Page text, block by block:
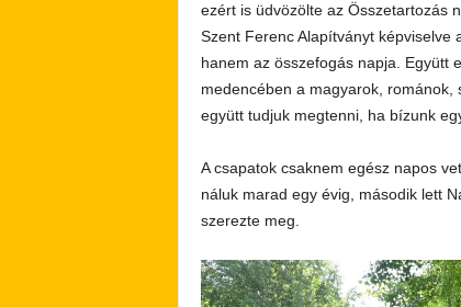
ezért is üdvözölte az Összetartozás
Szent Ferenc Alapítványt képviselve
hanem az összefogás napja. Együtt
medencében a magyarok,
együtt tudjuk megtenni, ha bízunk
A csapatok csaknem egész napos
náluk marad egy évig, második lett
szerezte meg.